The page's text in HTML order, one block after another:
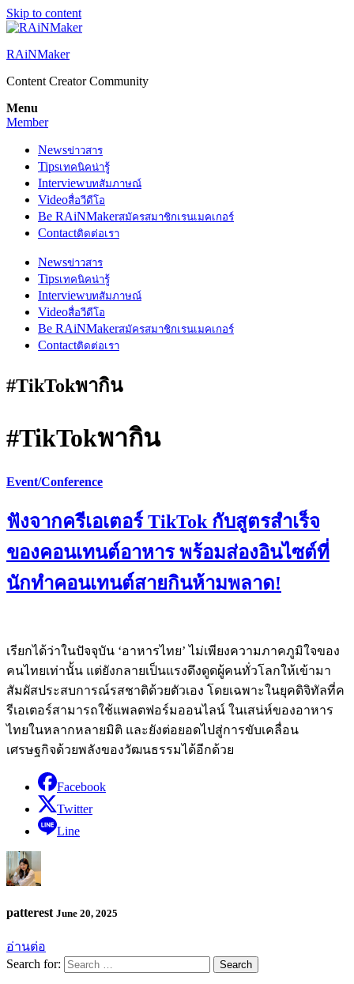
Skip to content
RAiNMaker
Content Creator Community
Menu
Member
Newsข่าวสาร
Tipsเทคนิคน่ารู้
Interviewบทสัมภาษณ์
Videoสื่อวีดีโอ
Be RAiNMakerสมัครสมาชิกเรนเมคเกอร์
Contactติดต่อเรา
Newsข่าวสาร
Tipsเทคนิคน่ารู้
Interviewบทสัมภาษณ์
Videoสื่อวีดีโอ
Be RAiNMakerสมัครสมาชิกเรนเมคเกอร์
Contactติดต่อเรา
#TikTokพากิน
#TikTokพากิน
Event/Conference
ฟังจากครีเอเตอร์ TikTok กับสูตรสำเร็จ
ของคอนเทนต์อาหาร พร้อมส่องอินไซต์ที่
นักทำคอนเทนต์สายกินห้ามพลาด!
เรียกได้ว่าในปัจจุบัน ‘อาหารไทย’ ไม่เพียงความภาคภูมิใจของ
คนไทยเท่านั้น แต่ยังกลายเป็นแรงดึงดูดผู้คนทั่วโลกให้เข้ามา
สัมผัสประสบการณ์รสชาติด้วยตัวเอง โดยเฉพาะในยุคดิจิทัลที่ค
รีเอเตอร์สามารถใช้แพลตฟอร์มออนไลน์ ในเสน่ห์ของอาหาร
ไทยในหลากหลายมิติ และยังต่อยอดไปสู่การขับเคลื่อน
เศรษฐกิจด้วยพลังของวัฒนธรรมได้อีกด้วย
Facebook
Twitter
Line
patterest June 20, 2025
อ่านต่อ
Search for: